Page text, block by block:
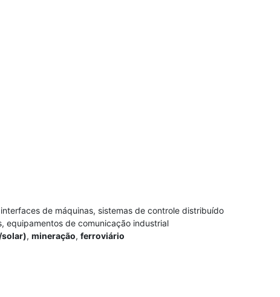
de máquinas, sistemas de controle distribuído
equipamentos de comunicação industrial
solar), mineração, ferroviário